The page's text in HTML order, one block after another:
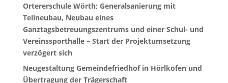
Ortererschule Wörth; Generalsanierung mit
Teilneubau, Neubau eines
Ganztagsbetreuungszentrums und einer Schul- und
Vereinssporthalle – Start der Projektumsetzung
verzögert sich
Neugestaltung Gemeindefriedhof in Hörlkofen und
Übertragung der Trägerschaft